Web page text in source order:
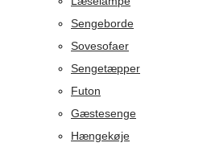
Sengeborde
Sovesofaer
Sengetæpper
Futon
Gæstesenge
Hængekøje